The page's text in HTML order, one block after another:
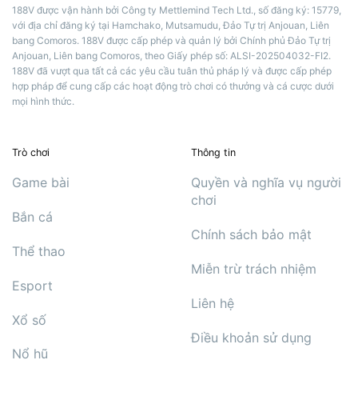
188V được vận hành bởi Công ty Mettlemind Tech Ltd., số đăng ký: 15779,
với địa chỉ đăng ký tại Hamchako, Mutsamudu, Đảo Tự trị Anjouan, Liên
bang Comoros. 188V được cấp phép và quản lý bởi Chính phủ Đảo Tự trị
Anjouan, Liên bang Comoros, theo Giấy phép số: ALSI-202504032-FI2.
188V đã vượt qua tất cả các yêu cầu tuân thủ pháp lý và được cấp phép
hợp pháp để cung cấp các hoạt động trò chơi có thưởng và cá cược dưới
mọi hình thức.
Trò chơi
Game bài
Bắn cá
Thể thao
Esport
Xổ số
Nổ hũ
Thông tin
Quyền và nghĩa vụ người
chơi
Chính sách bảo mật
Miễn trừ trách nhiệm
Liên hệ
Điều khoản sử dụng